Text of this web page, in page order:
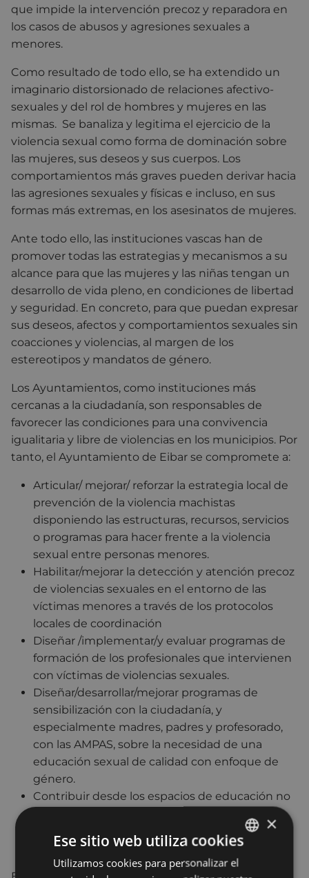
que impide la intervención precoz y reparadora en
los casos de abusos y agresiones sexuales a
menores.
Como resultado de todo ello, se ha extendido un
imaginario distorsionado de relaciones afectivo-
sexuales y del rol de hombres y mujeres en las
mismas. Se banaliza y legitima el ejercicio de la
violencia sexual como forma de dominación sobre
las mujeres, sus deseos y sus cuerpos. Los
comportamientos más graves pueden derivar hacia
las agresiones sexuales y físicas e incluso, en sus
formas más extremas, en los asesinatos de mujeres.
Ante todo ello, las instituciones vascas han de
promover todas las estrategias y mecanismos a su
alcance para que las mujeres y las niñas tengan un
desarrollo de vida pleno, en condiciones de libertad
y seguridad. En concreto, para que puedan expresar
sus deseos, afectos y comportamientos sexuales sin
coacciones y violencias, al margen de los
estereotipos y mandatos de género.
Los Ayuntamientos, como instituciones más
cercanas a la ciudadanía, son responsables de
favorecer las condiciones para una convivencia
igualitaria y libre de violencias en los municipios. Por
tanto, el Ayuntamiento de Eibar se compromete a:
Articular/ mejorar/ reforzar la estrategia local de
prevención de la violencia machistas
disponiendo las estructuras, recursos, servicios
o programas para hacer frente a la violencia
sexual entre personas menores.
Habilitar/mejorar la detección y atención precoz
de violencias sexuales en el entorno de las
víctimas menores a través de los protocolos
locales de coordinación
Diseñar /implementar/y evaluar programas de
formación de los profesionales que intervienen
con víctimas de violencias sexuales.
Diseñar/desarrollar/mejorar programas de
sensibilización con la ciudadanía, y
especialmente madres, padres y profesorado,
con las AMPAS, sobre la necesidad de una
educación sexual de calidad con enfoque de
género.
Contribuir desde los espacios de educación no
refuercen las actitudes contra la violencia
machista en menores,
BASQUE
×
Ese sitio web utiliza cookies
Utilizamos cookies para personalizar el